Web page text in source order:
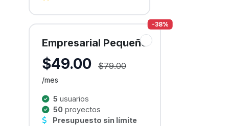
-38%
Empresarial Pequeño
$49.00 $79.00
/mes
5 usuarios
50 proyectos
Presupuesto sin límite